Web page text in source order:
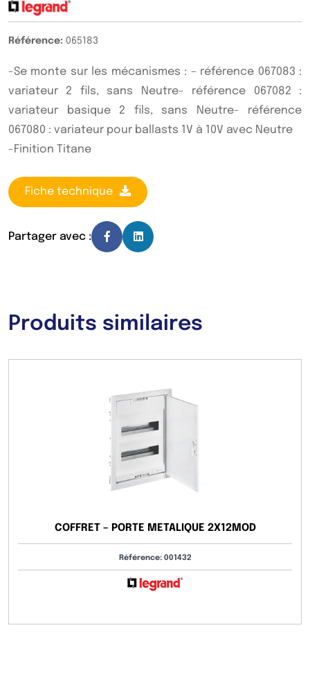
Référence: 065183
-Se monte sur les mécanismes : – référence 067083 :
variateur 2 fils, sans Neutre- référence 067082 :
variateur basique 2 fils, sans Neutre- référence
067080 : variateur pour ballasts 1V à 10V avec Neutre
-Finition Titane
Fiche technique
Partager avec :
Produits similaires
COFFRET – PORTE METALIQUE 2X12MOD
Référence: 001432